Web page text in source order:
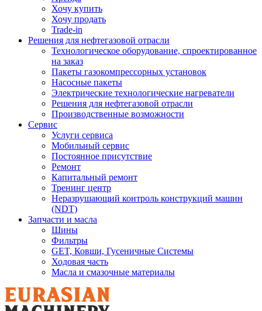
Хочу купить
Хочу продать
Trade-in
Решения для нефтегазовой отрасли
Технологическое оборудование, спроектированное
на заказ
Пакеты газокомпрессорных установок
Насосные пакеты
Электрические технологические нагреватели
Решения для нефтегазовой отрасли
Производственные возможности
Сервис
Услуги сервиса
Мобильный сервис
Постоянное присутствие
Ремонт
Капитальный ремонт
Тренинг центр
Неразрушающий контроль конструкций машин
(NDT)
Запчасти и масла
Шины
Фильтры
GET, Ковши, Гусеничные Системы
Ходовая часть
Масла и смазочные материалы